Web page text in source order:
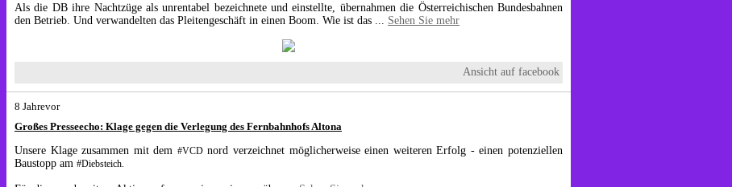
Als die DB ihre Nachtzüge als unrentabel bezeichnete und einstellte, übernahmen die Österreichischen Bundesbahnen
den Betrieb. Und verwandelten das Pleitengeschäft in einen Boom. Wie ist das
Sehen Sie mehr
Ansicht auf facebook
8 Jahrevor
Großes Presseecho: Klage gegen die Verlegung des Fernbahnhofs Altona
Unsere Klage zusammen mit dem #VCDnord verzeichnet möglicherweise einen weiteren Erfolg - einen potenziellen
Baustopp am #Diebsteich.